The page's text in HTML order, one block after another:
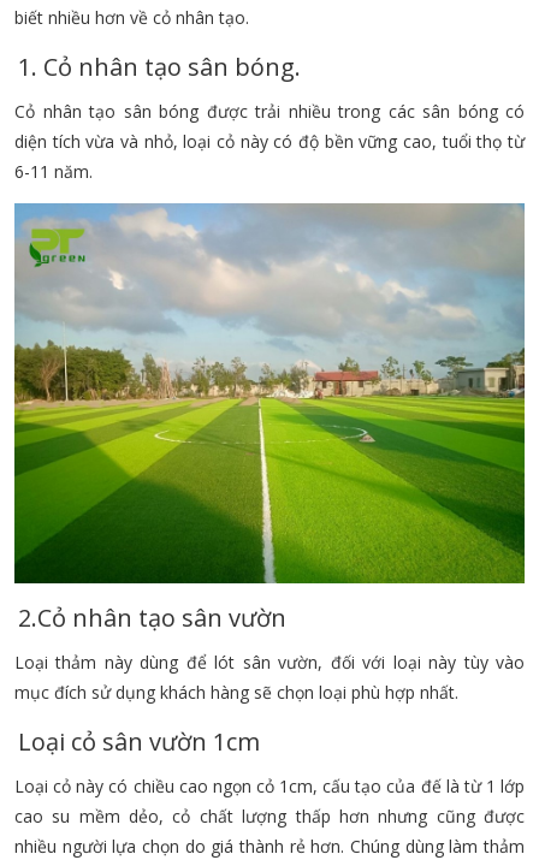
biết nhiều hơn về cỏ nhân tạo.
1. Cỏ nhân tạo sân bóng.
Cỏ nhân tạo sân bóng được trải nhiều trong các sân bóng có
diện tích vừa và nhỏ, loại cỏ này có độ bền vững cao, tuổi thọ từ
6-11 năm.
2.Cỏ nhân tạo sân vườn
Loại thảm này dùng để lót sân vườn, đối với loại này tùy vào
mục đích sử dụng khách hàng sẽ chọn loại phù hợp nhất.
Loại cỏ sân vườn 1cm
Loại cỏ này có chiều cao ngọn cỏ 1cm, cấu tạo của đế là từ 1 lớp
cao su mềm dẻo, cỏ chất lượng thấp hơn nhưng cũng được
nhiều người lựa chọn do giá thành rẻ hơn. Chúng dùng làm thảm